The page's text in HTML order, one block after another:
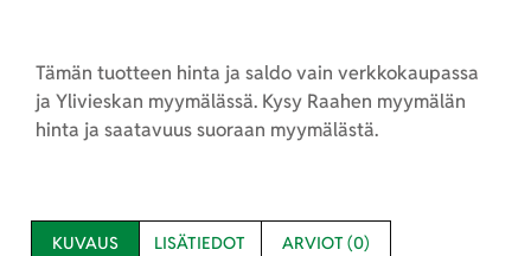
Tämän tuotteen hinta ja saldo vain verkkokaupassa
ja Ylivieskan myymälässä. Kysy Raahen myymälän
hinta ja saatavuus suoraan myymälästä.
KUVAUS LISÄTIEDOT ARVIOT (0)